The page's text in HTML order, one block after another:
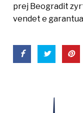
prej Beogradit
vendet e